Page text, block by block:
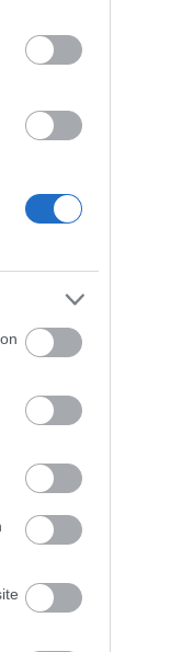
Bejegyzések
Tensei
2.évad